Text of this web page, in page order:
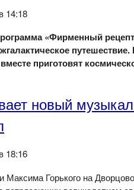
14:18
«Фирменный
приготовят
новый
18:16
Горького на